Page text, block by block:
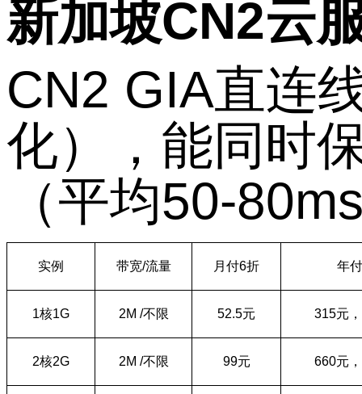
新加坡CN2云
CN2 GIA直连
化），能同时
（平均50-
实例 带宽/流量 月付6折 年付
1核1G 2M /不限 52.5元 315元，
2核2G 2M /不限 99元 660元，